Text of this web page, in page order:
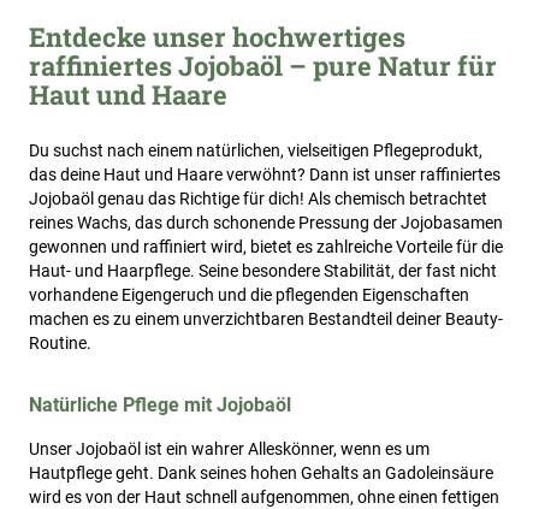
Entdecke unser hochwertiges
raffiniertes Jojobaöl – pure Natur für
Haut und Haare
Du suchst nach einem natürlichen, vielseitigen Pflegeprodukt,
das deine Haut und Haare verwöhnt? Dann ist unser raffiniertes
Jojobaöl genau das Richtige für dich! Als chemisch betrachtet
reines Wachs, das durch schonende Pressung der Jojobasamen
gewonnen und raffiniert wird, bietet es zahlreiche Vorteile für die
Haut- und Haarpflege. Seine besondere Stabilität, der fast nicht
vorhandene Eigengeruch und die pflegenden Eigenschaften
machen es zu einem unverzichtbaren Bestandteil deiner Beauty-
Routine.
Natürliche Pflege mit Jojobaöl
Unser Jojobaöl ist ein wahrer Alleskönner, wenn es um
Hautpflege geht. Dank seines hohen Gehalts an Gadoleinsäure
wird es von der Haut schnell aufgenommen, ohne einen fettigen